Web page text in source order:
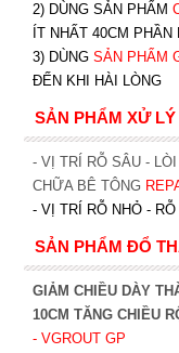
2) DÙNG SẢN PHẨM
ÍT NHẤT 40CM PHẦN
3) DÙNG SẢN PHẨM
ĐẾN KHI HÀI LÒNG
SẢN PHẨM XỬ
- VỊ TRÍ RỖ SÂU -
CHỮA BÊ TÔNG
- VỊ TRÍ RỖ NHỎ -
SẢN PHẨM ĐỔ
GIẢM CHIỀU DÀY
10CM TĂNG CHIỀU
- VGROUT GP